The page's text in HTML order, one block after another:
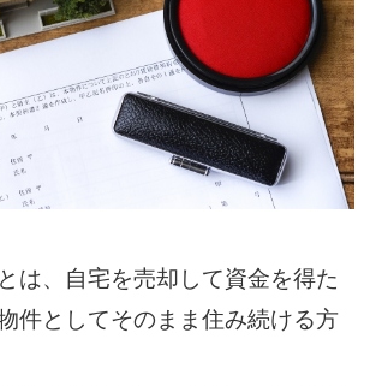
は、自宅を売却して資金を得た
件としてそのまま住み続ける方